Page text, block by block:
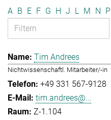
A B E F G H J L M N P
Tim Andrees
Nichtwissenschaftl. Mitarbeiter/-in
+49 331 567-9128
tim.andrees@...
Z-1.104